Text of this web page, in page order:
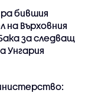
бившия
на Върховния
за следващ
Унгария